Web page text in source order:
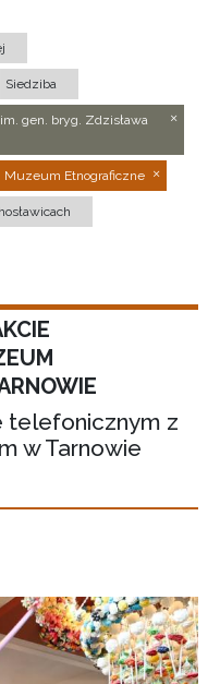
Siedziba
gen. bryg. Zdzisława
Muzeum Etnograficzne
telefonicznym z
w Tarnowie